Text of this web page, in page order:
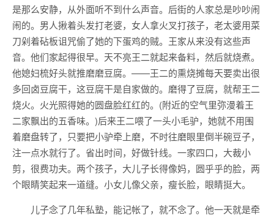
是那么安静，从外面听不到什么声音。后街的人家总是吵吵闹
闹的。男人揪着头发打老婆，女人拿火叉打孩子，老太婆用菜
刀剁着砧板诅咒偷了她的下蛋鸡的贼。王家从来没有这些声
音。他们家起得很早。天不亮王二就起来备料，然后就烧煮。
他媳妇梳好头就推磨磨豆腐。——王二的熏烧摊每天要卖出很
多回卤豆腐干，这豆腐干是自家做的。磨得了豆腐，就帮王二
烧火。火光照得她的圆盘脸红红的。(附近的空气里弥漫着王
二家飘出的五香味。)后来王二喂了一头小毛驴，她就不用围
着磨盘转了，只要把小驴牵上磨，不时往磨眼里倒半碗豆子，
注一点水就行了。省出时间，好做针线。一家四口，大裁小
剪，很费功夫。两个孩子，大儿子长得像妈，圆乎乎的脸，两
个眼睛笑起来一道缝。小女儿像父亲，瘦长脸，眼睛挺大。
儿子念了几年私塾，能记帐了，就不念了。他一天就是牵